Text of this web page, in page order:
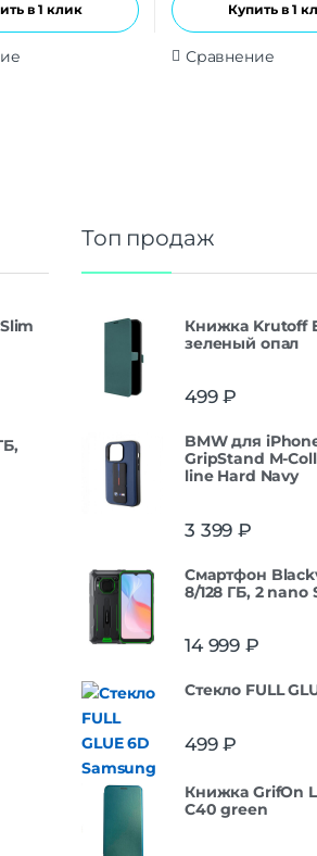
в 1 клик Купить в 1
Сравнение
Топ продаж
Книжка Krutoff
зеленый опал
499₽
BMW для
GripStand M-
line Hard Navy
3 399 ₽
Смартфон
8/128 ГБ, 2 nano
14 999 ₽
Стекло FULL
499₽
Книжка GrifOn
C40 green